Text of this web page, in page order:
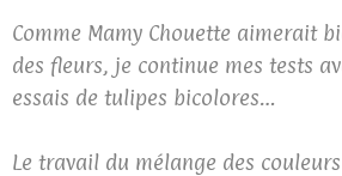
Comme Mamy Chouette aimerait
des fleurs, je continue mes tests
essais de tulipes bicolores…
Le travail du mélange des